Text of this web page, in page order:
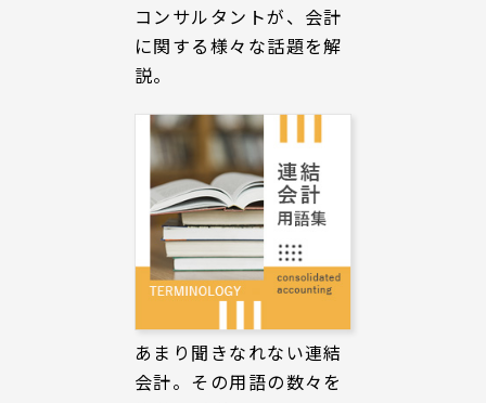
コンサルタントが、会計
に関する様々な話題を解
説。
あまり聞きなれない連結
会計。その用語の数々を